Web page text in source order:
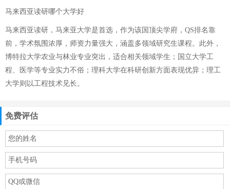
马来西亚读研哪个大学好
马来西亚读研，马来亚大学是首选，作为该国顶尖学府，QS排名靠
前，学术氛围浓厚，师资力量强大，涵盖多领域研究生课程。此外，
博特拉大学农业与林业专业突出，适合相关领域学生；国立大学工
程、医学等专业实力不俗；理科大学在科研创新方面表现优异；理工
大学则以工程技术见长。
免费评估